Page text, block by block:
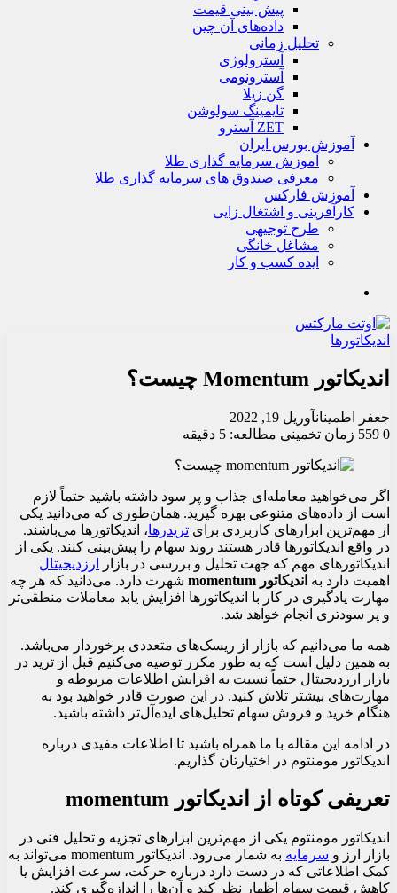
پیش بینی قیمت
داده‌های آن چین
تحلیل زمانی
آسترولوژی
آسترونومی
گن زیلا
تايمينگ سولوشن
ZET آسترو
آموزش بورس ایران
آموزش سرمایه گذاری طلا
معرفی صندوق های سرمایه گذاری طلا
آموزش فارکس
کارآفرینی و اشتغال زایی
طرح توجیهی
مشاغل خانگی
ایده کسب و کار
اندیکاتورها
اندیکاتور Momentum چیست؟
جعفر اطمینانآوریل 19, 2022
0
زمان تخمینی مطالعه: 5 دقیقه
اگر می‌خواهید معامله‌ای جذاب و پر سود داشته باشید حتماً لازم
است از داده‌های متنوعی بهره گیرید. همان‌طوری که می‌دانید یکی
از مهم‌ترین ابزارهای کاربردی برای تریدرها، اندیکاتورها می‌باشند.
در واقع اندیکاتورها قادر هستند روند سهام را پیش‌بینی کنند. یکی از
اندیکاتورهای مهم که جهت تحلیل و بررسی در بازار
ارزدیجیتال
اهمیت دارد به اندیکاتور momentum
شهرت دارد. می‌دانید که هر چه
مهارت یادگیری در کار با اندیکاتورها افزایش یابد معاملات منطقی‌تر
و پر سودتری انجام خواهد شد.
همه ما می‌دانیم که بازار از ریسک‌‌های متعددی برخوردار می‌باشد.
به همین دلیل است که به طور مکرر توصیه می‌کنیم قبل از ترید در
بازار ارزدیجیتال حتماً نسبت به افزایش اطلاعات مربوطه و
مهارت‌های بیشتر تلاش کنید. در این صورت قادر خواهید بود به
هنگام خرید و فروش سهام تحلیل‌های ایده‌آل‌تر داشته باشید.
در ادامه این مقاله با ما همراه باشید تا اطلاعات مفیدی درباره
اندیکاتور مومنتوم در اختیارتان گذاریم.
تعریفی کوتاه از اندیکاتور momentum
اندیکاتور مومنتوم یکی از مهم‌ترین ابزارهای تجزیه‌ و تحلیل فنی در
بازار ارز و سرمایه
به شمار می‌رود. اندیکاتور momentum می‌تواند به
کمک اطلاعاتی که در دست دارد درباره حرکت، سرعت افزایش یا
کاهش قیمت سهام اظهار نظر کند و آن‌ها را اندازه‌گیری کند.